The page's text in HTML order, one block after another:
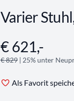
Varier
€ 621,-
€ 829 | 25% unter
Als Favorit